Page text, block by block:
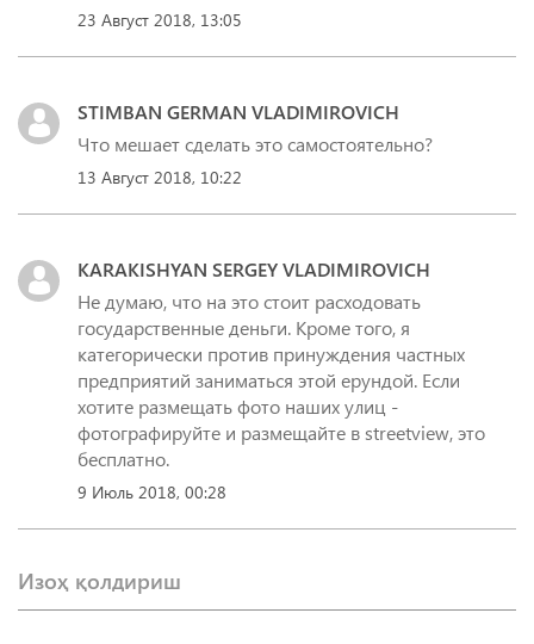
23 Август 2018, 13:05
STIMBAN GERMAN VLADIMIROVICH
Что мешает сделать это самостоятельно?
13 Август 2018, 10:22
KARAKISHYAN SERGEY VLADIMIROVICH
Не думаю, что на это стоит расходовать
государственные деньги. Кроме того, я
категорически против принуждения частных
предприятий заниматься этой ерундой. Если
хотите размещать фото наших улиц -
фотографируйте и размещайте в streetview, это
бесплатно.
9 Июль 2018, 00:28
Изоҳ қолдириш